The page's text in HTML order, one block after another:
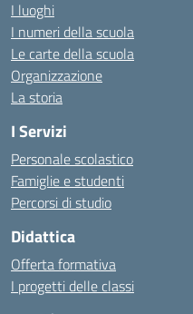
I luoghi
I numeri della scuola
Le carte della scuola
Organizzazione
La storia
I Servizi
Personale scolastico
Famiglie e studenti
Percorsi di studio
Didattica
Offerta formativa
I progetti delle classi